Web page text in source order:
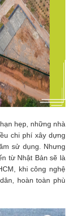
hẹp, những nhà
chi phí xây dựng
sử dụng. Nhưng
từ Nhật Bản sẽ là
khi công nghệ
hoàn toàn phù